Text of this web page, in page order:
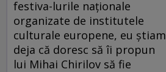
festiva-lurile naţionale
organizate de institutele
culturale europene, eu ştiam
deja că doresc să îi propun
lui Mihai Chirilov să fie